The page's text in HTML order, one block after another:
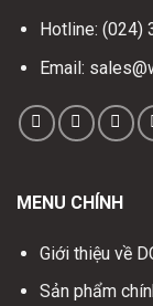
Hotline: (024)
Email:
MENU CHÍNH
Giới thiệu về
Sản phẩm